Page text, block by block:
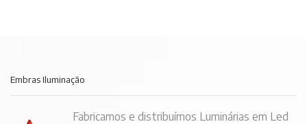
Embras Iluminação
Fabricamos e distribuímos Luminárias em Led